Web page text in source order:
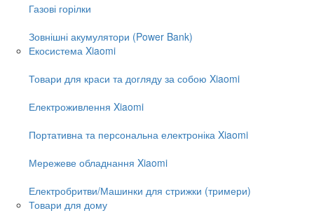
Газові горілки
Зовнішні акумулятори (Power Bank)
Екосистема Xiaomi
Товари для краси та догляду за собою Xiaomi
Електроживлення Xiaomi
Портативна та персональна електроніка Xiaomi
Мережеве обладнання Xiaomi
Електробритви/Машинки для стрижки (тримери)
Товари для дому